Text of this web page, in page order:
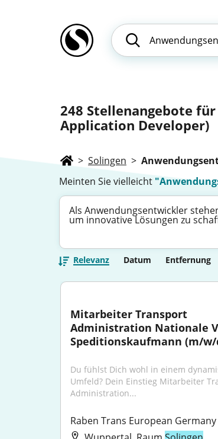
248 Stellenangebote
Application Developer)
> Solingen >
Meinten Sie vielleicht
Als Anwendungsentwickler
um innovative Lösungen zu
Relevanz Datum Entfernung
Mitarbeiter Transport
Administration Nationale
Speditionskaufmann (m/w/
Du fühlst Dich wohl in einem
Umfeld? Dein Einstieg Mitarbeiter
Administration...
Raben Trans European